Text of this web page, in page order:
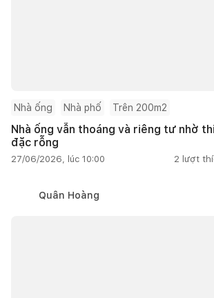
Nhà ống Nhà phố Trên 200m2
Nhà ống vẫn thoáng và riêng tư nhờ
đặc rỗng
27/06/2026, lúc 10:00 2 lượt
Quân Hoàng